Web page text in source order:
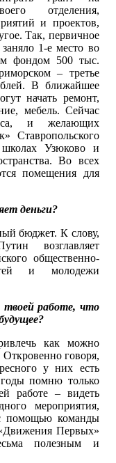
отделения,
и проектов,
Так, первичное
1-е место во
фондом 500 тыс.
– третье
В ближайшее
начать ремонт,
мебель. Сейчас
и желающих
Ставропольского
Узюково и
Во всех
помещения для
деньги?
бюджет. К слову,
возглавляет
общественно-
и молодежи
работе, что
как можно
говоря,
у них есть
помню только
работе – видеть
мероприятия,
помощью команды
Первых»
полезным и